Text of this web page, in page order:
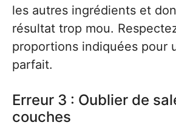
les autres ingrédients et
résultat trop mou.
proportions indiquées pour
parfait.
Erreur 3 : Oublier de
couches